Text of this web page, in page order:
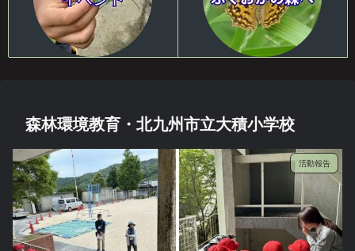
森林環境教育・北九州市立大積小学校
活動報告